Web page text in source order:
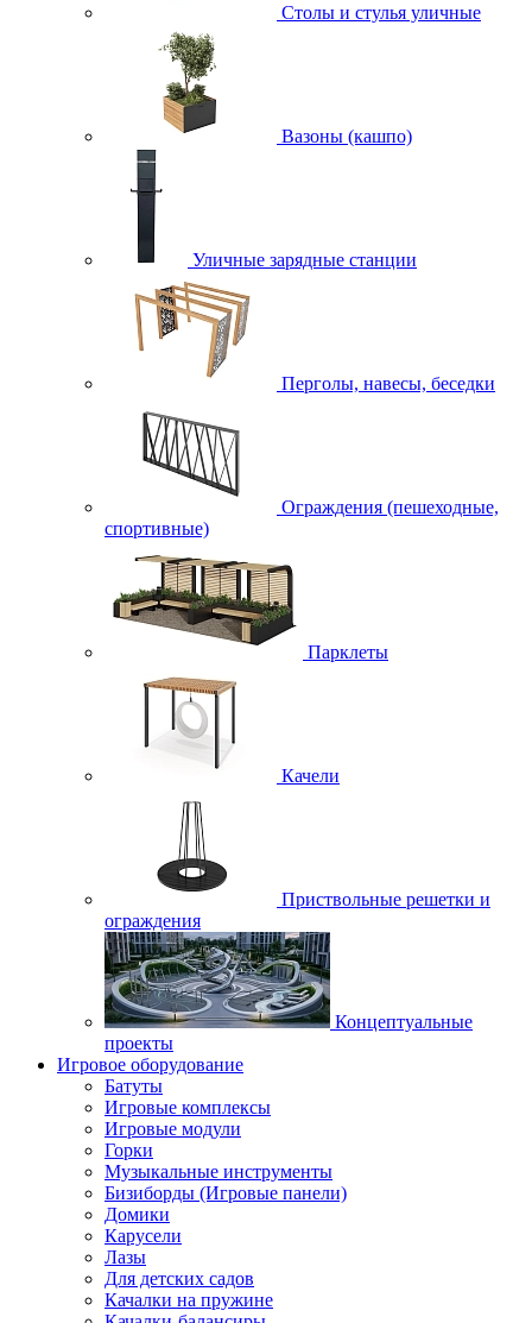
Столы и стулья уличные
Вазоны (кашпо)
Уличные зарядные станции
Перголы, навесы, беседки
Ограждения (пешеходные,
спортивные)
Парклеты
Качели
Приствольные решетки и
ограждения
Концептуальные
проекты
Игровое оборудование
Батуты
Игровые комплексы
Игровые модули
Горки
Музыкальные инструменты
Бизиборды (Игровые панели)
Домики
Карусели
Лазы
Для детских садов
Качалки на пружине